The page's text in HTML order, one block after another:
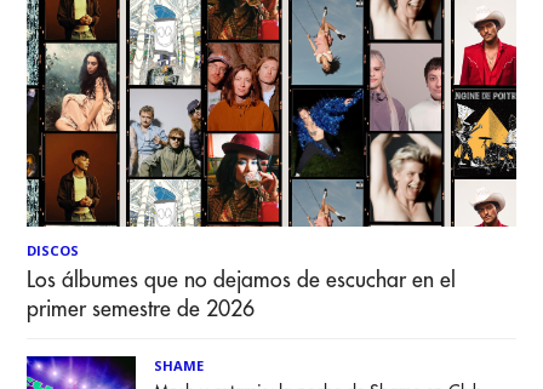
DISCOS
Los álbumes que no dejamos de escuchar en el
primer semestre de 2026
SHAME